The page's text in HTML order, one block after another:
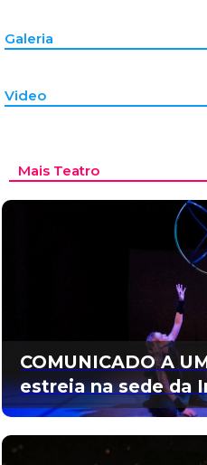
Galeria
Video
Mais Teatro
COMUNICADO A
estreia na sede da